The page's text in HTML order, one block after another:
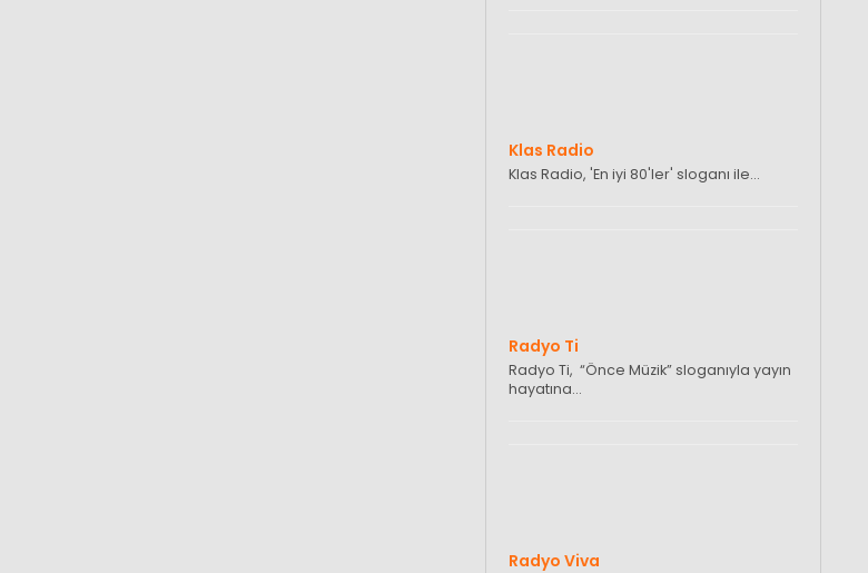
Klas Radio
Klas Radio, 'En iyi 80'ler' sloganı ile…
Radyo Ti
Radyo Ti, “Önce Müzik” sloganıyla yayın
hayatına…
Radyo Viva